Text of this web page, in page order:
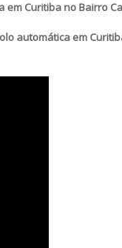
em Curitiba no Bairro
automática em